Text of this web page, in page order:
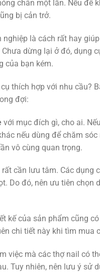
chân một lần. Nếu để
bị cản trở.
nghiệp là cách rất hay
dừng lại ở đó, dụng
của bạn kém.
thích hợp với nhu cầu?
đợi:
với mục đích gì, cho ai.
nếu dùng để chăm
vô cùng quan trọng.
cần lưu tâm. Các
Do đó, nên ưu tiên chọn
kế của sản phẩm cũng
chi tiết này khi tìm mua
việc mà các thợ nail có
Tuy nhiên, nên lưu ý sử